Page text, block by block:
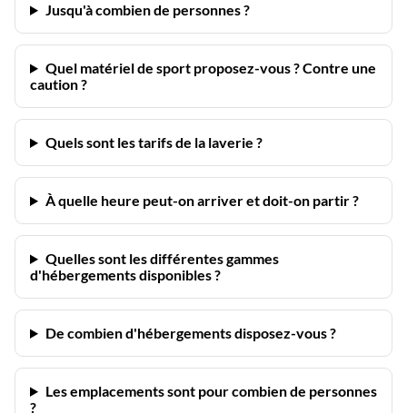
Jusqu'à combien de personnes ?
Quel matériel de sport proposez-vous ? Contre une
caution ?
Quels sont les tarifs de la laverie ?
À quelle heure peut-on arriver et doit-on partir ?
Quelles sont les différentes gammes
d'hébergements disponibles ?
De combien d'hébergements disposez-vous ?
Les emplacements sont pour combien de personnes
?